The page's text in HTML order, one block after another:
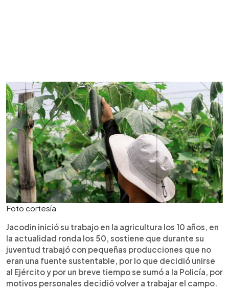
Foto cortesía
Jacodin inició su trabajo en la agricultura los 10 años, en
la actualidad ronda los 50, sostiene que durante su
juventud trabajó con pequeñas producciones que no
eran una fuente sustentable, por lo que decidió unirse
al Ejército y por un breve tiempo se sumó a la Policía, por
motivos personales decidió volver a trabajar el campo.